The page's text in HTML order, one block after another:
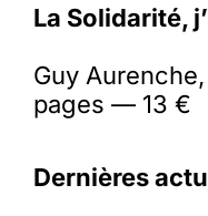
La Solidarité,
Guy
pages — 13 €
Dernières